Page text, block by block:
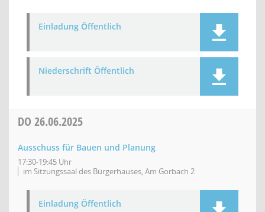
Einladung Öffentlich
Niederschrift Öffentlich
DO 26.06.2025
Ausschuss für Bauen und Planung
17:30-19:45 Uhr
im Sitzungssaal des Bürgerhauses, Am Gorbach 2
Einladung Öffentlich